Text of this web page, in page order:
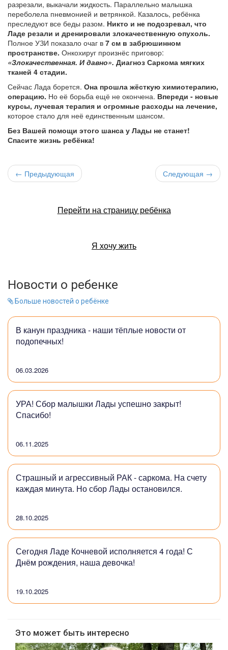
разрезали, выкачали жидкость. Параллельно малышка
переболела пневмонией и ветрянкой. Казалось, ребёнка
преследуют все беды разом. Никто и не подозревал, что
Ладе резали и дренировали злокачественную опухоль.
Полное УЗИ показало очаг в 7 см в забрюшинном
пространстве. Онкохируг произнёс приговор:
«Злокачественная. И давно». Диагноз Саркома мягких
тканей 4 стадии.
Сейчас Лада борется. Она прошла жёсткую химиотерапию,
операцию. Но её борьба ещё не окончена. Впереди - новые
курсы, лучевая терапия и огромные расходы на лечение,
которое стало для неё единственным шансом.
Без Вашей помощи этого шанса у Лады не станет!
Спасите жизнь ребёнка!
← Предыдующая Следующая →
Перейти на страницу ребёнка
Я хочу жить
Новости о ребенке
Больше новостей о ребёнке
В канун праздника - наши тёплые новости от
подопечных!
06.03.2026
УРА! Сбор малышки Лады успешно закрыт!
Спасибо!
06.11.2025
Страшный и агрессивный РАК - саркома. На счету
каждая минута. Но сбор Лады остановился.
28.10.2025
Сегодня Ладе Кочневой исполняется 4 года! С
Днём рождения, наша девочка!
19.10.2025
Это может быть интересно